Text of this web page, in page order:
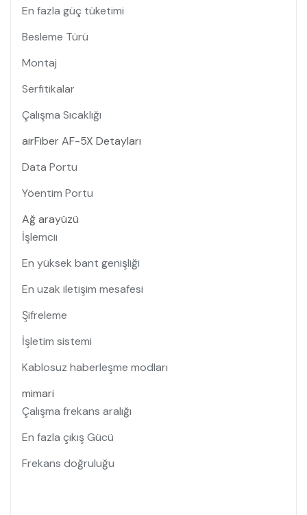
airFiber AF-5X Detayları
En fazla güç tüketimi
Besleme Türü
Montaj
Serfitikalar
Çalışma Sıcaklığı
Ağ arayüzü
Data Portu
Yöentim Portu
mimari
İşlemciı
En yüksek bant genişliği
En uzak iletişim mesafesi
Şifreleme
İşletim sistemi
Kablosuz haberleşme modları
Çalışma frekans aralığı
En fazla çıkış Gücü
Frekans doğruluğu